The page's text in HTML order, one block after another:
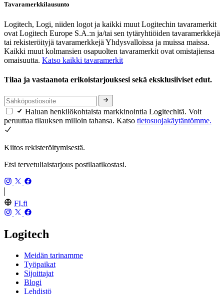
Tavaramerkkilausunto
Logitech, Logi, niiden logot ja kaikki muut Logitechin tavaramerkit
ovat Logitech Europe S.A.:n ja/tai sen tytäryhtiöiden tavaramerkkejä
tai rekisteröityjä tavaramerkkejä Yhdysvalloissa ja muissa maissa.
Kaikki muut kolmansien osapuolten tavaramerkit ovat omistajiensa
omaisuutta. Katso kaikki tavaramerkit
Tilaa ja vastaanota erikoistarjouksesi sekä eksklusiiviset edut.
Haluan henkilökohtaista markkinointia Logitechltä. Voit
peruuttaa tilauksen milloin tahansa. Katso tietosuojakäytäntömme.
Kiitos rekisteröitymisestä.
Etsi tervetuliaistarjous postilaatikostasi.
FI,fi
Logitech
Meidän tarinamme
Työpaikat
Sijoittajat
Blogi
Lehdistö